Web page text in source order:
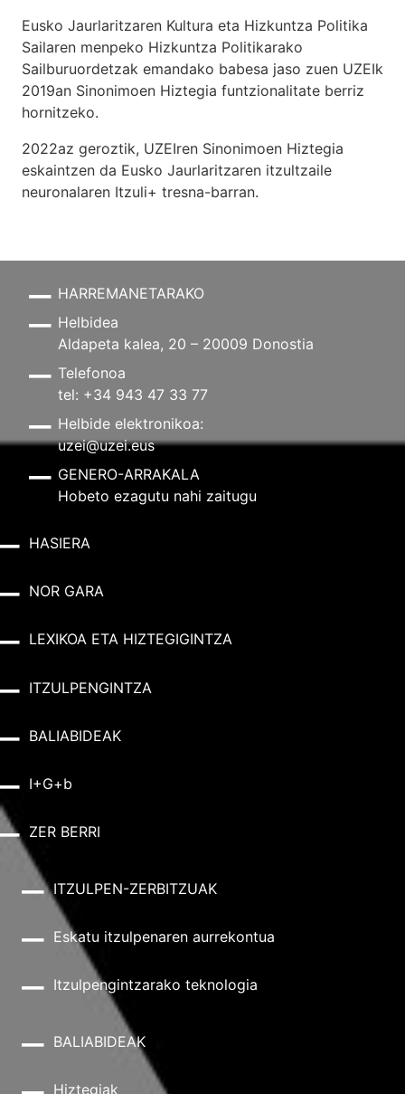
Eusko Jaurlaritzaren Kultura eta Hizkuntza Politika
Sailaren menpeko Hizkuntza Politikarako
Sailburuordetzak emandako babesa jaso zuen UZEIk
2019an Sinonimoen Hiztegia funtzionalitate berriz
hornitzeko.
2022az geroztik, UZEIren Sinonimoen Hiztegia
eskaintzen da Eusko Jaurlaritzaren itzultzaile
neuronalaren Itzuli+ tresna-barran.
HARREMANETARAKO
Helbidea
Aldapeta kalea, 20 – 20009 Donostia
Telefonoa
tel: +34 943 47 33 77
Helbide elektronikoa:
uzei@uzei.eus
GENERO-ARRAKALA
Hobeto ezagutu nahi zaitugu
HASIERA
NOR GARA
LEXIKOA ETA HIZTEGIGINTZA
ITZULPENGINTZA
BALIABIDEAK
I+G+b
ZER BERRI
ITZULPEN-ZERBITZUAK
Eskatu itzulpenaren aurrekontua
Itzulpengintzarako teknologia
BALIABIDEAK
Hiztegiak